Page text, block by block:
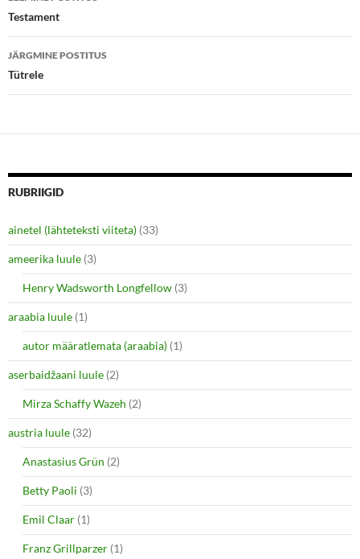
n
i
n
n
e
w
w
o
s
i
n
w
d
töölaud
Testament
JÄRGMINE POSTITUS
Tütrele
RUBRIIGID
ainetel (lähteteksti viiteta) (33)
ameerika luule (3)
Henry Wadsworth Longfellow (3)
araabia luule (1)
autor määratlemata (araabia) (1)
aserbaidžaani luule (2)
Mirza Schaffy Wazeh (2)
austria luule (32)
Anastasius Grün (2)
Betty Paoli (3)
Emil Claar (1)
Franz Grillparzer (1)